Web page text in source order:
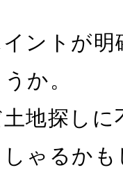
ントが
か。
地探し
ゃるか